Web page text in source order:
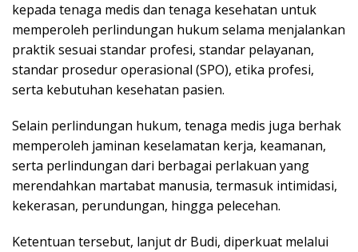
kepada tenaga medis dan tenaga kesehatan untuk
memperoleh perlindungan hukum selama menjalankan
praktik sesuai standar profesi, standar pelayanan,
standar prosedur operasional (SPO), etika profesi,
serta kebutuhan kesehatan pasien.
Selain perlindungan hukum, tenaga medis juga berhak
memperoleh jaminan keselamatan kerja, keamanan,
serta perlindungan dari berbagai perlakuan yang
merendahkan martabat manusia, termasuk intimidasi,
kekerasan, perundungan, hingga pelecehan.
Ketentuan tersebut, lanjut dr Budi, diperkuat melalui